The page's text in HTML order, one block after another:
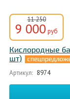
11 250
9 000 руб
Кислородные
шт)
Артикул: 8974